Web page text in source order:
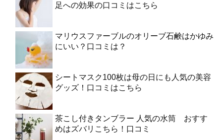
足への効果の口コミはこちら
マリウスファーブルのオリーブ石鹸はかゆみ
にいい？口コミは？
シートマスク100枚は母の日にも人気の美容
グッズ！口コミはこちら
茶こし付きタンブラー 人気の水筒 おすす
めはズバリこちら！口コミ